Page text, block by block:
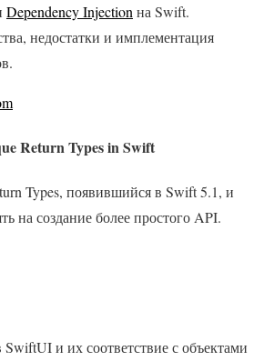
Dependency Injection на Swift.
недостатки и имплементация
Return Types in Swift
Types, появившийся в Swift 5.1, и
на создание более простого API.
и их соответствие с объектами